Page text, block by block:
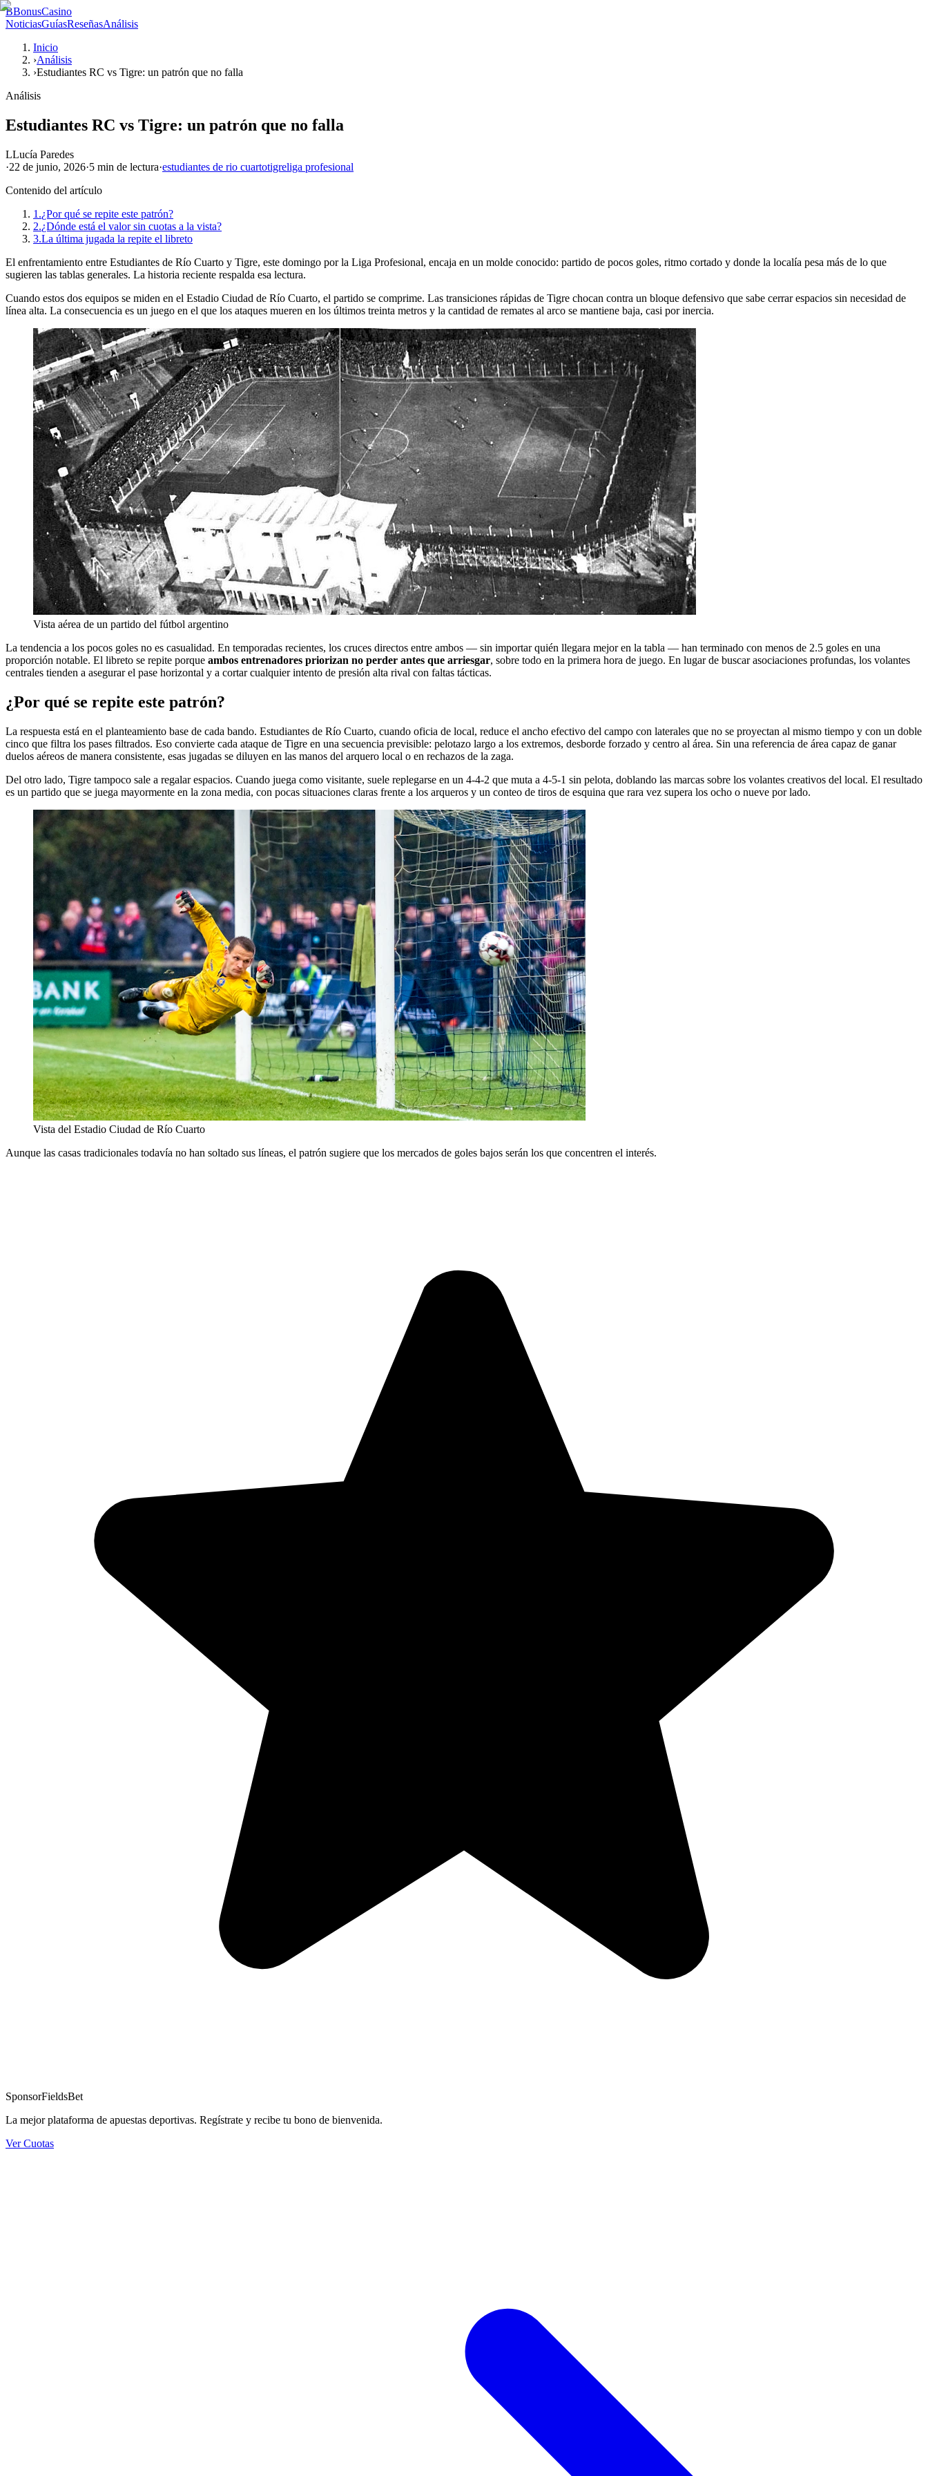
BBonusCasino
NoticiasGuíasReseñasAnálisis
Inicio
›Análisis
›Estudiantes RC vs Tigre: un patrón que no falla
Análisis
Estudiantes RC vs Tigre: un patrón que no falla
LLucía Paredes
·22 de junio, 2026·5 min de lectura·estudiantes de rio cuartotigreliga profesional
Contenido del artículo
1.¿Por qué se repite este patrón?
2.¿Dónde está el valor sin cuotas a la vista?
3.La última jugada la repite el libreto
El enfrentamiento entre Estudiantes de Río Cuarto y Tigre, este domingo por la Liga Profesional, encaja en un molde conocido: partido de pocos goles, ritmo cortado y donde la localía pesa más de lo que
sugieren las tablas generales. La historia reciente respalda esa lectura.
Cuando estos dos equipos se miden en el Estadio Ciudad de Río Cuarto, el partido se comprime. Las transiciones rápidas de Tigre chocan contra un bloque defensivo que sabe cerrar espacios sin necesidad de
línea alta. La consecuencia es un juego en el que los ataques mueren en los últimos treinta metros y la cantidad de remates al arco se mantiene baja, casi por inercia.
Vista aérea de un partido del fútbol argentino
La tendencia a los pocos goles no es casualidad. En temporadas recientes, los cruces directos entre ambos — sin importar quién llegara mejor en la tabla — han terminado con menos de 2.5 goles en una
proporción notable. El libreto se repite porque ambos entrenadores priorizan no perder antes que arriesgar, sobre todo en la primera hora de juego. En lugar de buscar asociaciones profundas, los volantes
centrales tienden a asegurar el pase horizontal y a cortar cualquier intento de presión alta rival con faltas tácticas.
¿Por qué se repite este patrón?
La respuesta está en el planteamiento base de cada bando. Estudiantes de Río Cuarto, cuando oficia de local, reduce el ancho efectivo del campo con laterales que no se proyectan al mismo tiempo y con un doble
cinco que filtra los pases filtrados. Eso convierte cada ataque de Tigre en una secuencia previsible: pelotazo largo a los extremos, desborde forzado y centro al área. Sin una referencia de área capaz de ganar
duelos aéreos de manera consistente, esas jugadas se diluyen en las manos del arquero local o en rechazos de la zaga.
Del otro lado, Tigre tampoco sale a regalar espacios. Cuando juega como visitante, suele replegarse en un 4-4-2 que muta a 4-5-1 sin pelota, doblando las marcas sobre los volantes creativos del local. El resultado
es un partido que se juega mayormente en la zona media, con pocas situaciones claras frente a los arqueros y un conteo de tiros de esquina que rara vez supera los ocho o nueve por lado.
Vista del Estadio Ciudad de Río Cuarto
Aunque las casas tradicionales todavía no han soltado sus líneas, el patrón sugiere que los mercados de goles bajos serán los que concentren el interés.
SponsorFieldsBet
La mejor plataforma de apuestas deportivas. Regístrate y recibe tu bono de bienvenida.
Ver Cuotas